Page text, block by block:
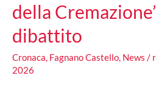
della
dibattito
Cronaca, Fagnano Castello, News /
2026